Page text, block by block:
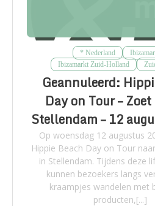
* Nederland
Ibizamarkt Zuid-Holland
Geannuleerd:
Day on Tour –
Stellendam – 12
Op woensdag 12 augustus
Hippie Beach Day on Tour
in Stellendam. Tijdens deze
kunnen bezoekers langs
kraampjes wandelen met
producten,[...]